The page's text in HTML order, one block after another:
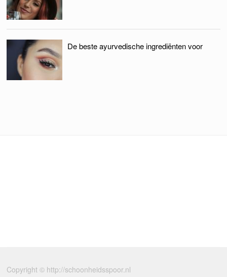
De beste ayurvedische ingrediënten voor
Copyright © http://schoonheidsspoor.nl